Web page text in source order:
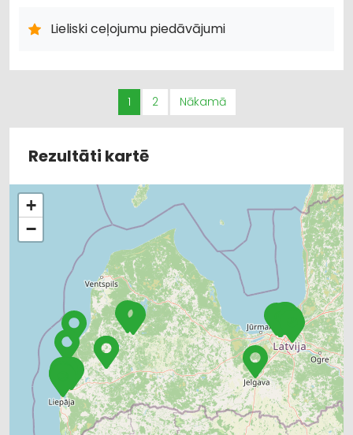
Lieliski ceļojumu piedāvājumi
1 2 Nākamā
Rezultāti kartē
+
−